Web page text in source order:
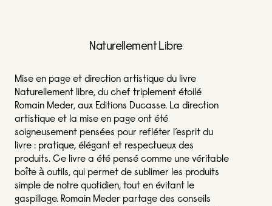
Naturellement Libre
Mise en page et direction artistique du livre
Naturellement libre, du chef triplement étoilé
Romain Meder, aux Editions Ducasse. La direction
artistique et la mise en page ont été
soigneusement pensées pour refléter l’esprit du
livre : pratique, élégant et respectueux des
produits. Ce livre a été pensé comme une véritable
boîte à outils, qui permet de sublimer les produits
simple de notre quotidien, tout en évitant le
gaspillage. Romain Meder partage des conseils